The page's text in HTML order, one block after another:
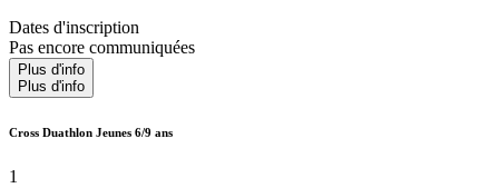
Dates d'inscription
Pas encore communiquées
Plus d'info
Plus d'info
Cross Duathlon Jeunes 6/9 ans
1